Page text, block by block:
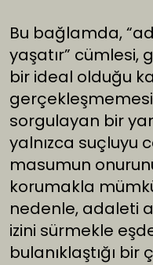
Bu bağlamda,
yaşatır” cümlesi,
bir ideal olduğu
sorgulayan bir
yalnızca suçluyu
masumun
korumakla
nedenle, adaleti
izini sürmekle
bulanıklaştığı